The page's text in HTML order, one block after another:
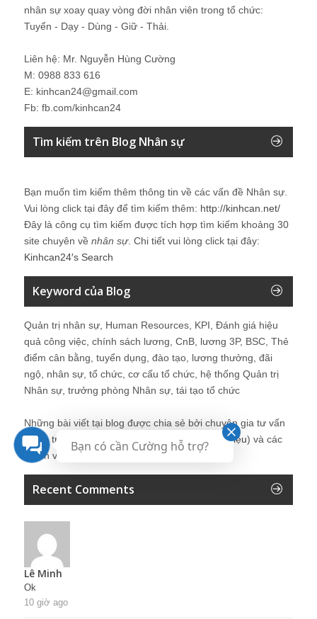
nhân sự xoay quay vòng đời nhân viên trong tổ chức:
Tuyển - Dạy - Dùng - Giữ - Thải.
Liên hệ: Mr. Nguyễn Hùng Cường
M: 0988 833 616
E: kinhcan24@gmail.com
Fb: fb.com/kinhcan24
Tìm kiếm trên Blog Nhân sự
Bạn muốn tìm kiếm thêm thông tin về các vấn đề Nhân sự
Vui lòng click tại đây để tìm kiếm thêm: http://kinhcan.net/
Đây là công cụ tìm kiếm được tích hợp tìm kiếm khoảng 30
site chuyên về nhân sự. Chi tiết vui lòng click tại đây:
Kinhcan24′s Search
Keyword của Blog
Quản trị nhân sự, Human Resources, KPI, Đánh giá hiệu
quả công việc, chính sách lương, CnB, lương 3P, BSC, Thẻ
điểm cân bằng, tuyển dụng, đào tạo, lương thưởng, đãi
ngộ, nhân sự, tổ chức, cơ cấu tổ chức, hệ thống Quản trị
Nhân sự, trưởng phòng Nhân sự, tái tạo tổ chức
Những bài viết tại blog được chia sẻ bởi chuyên gia tư vấn
Quản trị Nhân sự Nguyễn Hùng Cường (
giới thiệu) và các
thành viên khác trong cộng đồng Nhân sự.
Recent Comments
Lê Minh
Ok
10 giờ ago
Bạn có cần Cường hỗ trợ?